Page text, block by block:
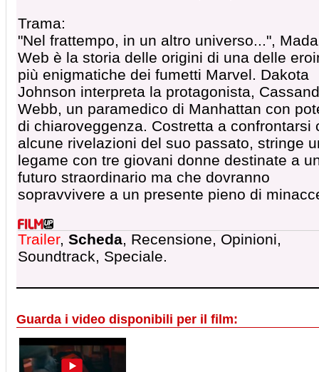
Trama:
"Nel frattempo, in un altro universo...",
Web è la storia delle origini di una delle
più enigmatiche dei fumetti Marvel. Dakota
Johnson interpreta la protagonista,
Webb, un paramedico di Manhattan con
di chiaroveggenza. Costretta a confrontarsi
alcune rivelazioni del suo passato, stringe
legame con tre giovani donne destinate a
futuro straordinario ma che dovranno
sopravvivere a un presente pieno di
Trailer, Scheda, Recensione, Opinioni,
Soundtrack, Speciale.
Guarda i video disponibili per il film: